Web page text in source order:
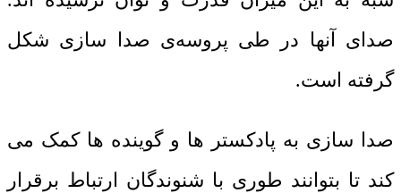
صدای آنها در طی پروسه‌ی صدا سازی شکل
گرفته است.
صدا سازی به پادکستر ها و گوینده ها کمک می
کند تا بتوانند طوری با شنوندگان ارتباط برقرار